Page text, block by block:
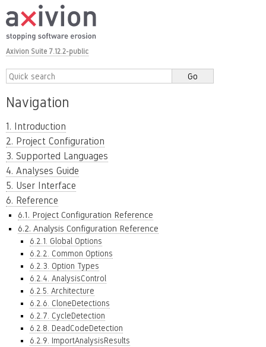
Axivion Suite 7.12.2-public
Navigation
1. Introduction
2. Project Configuration
3. Supported Languages
4. Analyses Guide
5. User Interface
6. Reference
6.1. Project Configuration Reference
6.2. Analysis Configuration Reference
6.2.1. Global Options
6.2.2. Common Options
6.2.3. Option Types
6.2.4. AnalysisControl
6.2.5. Architecture
6.2.6. CloneDetections
6.2.7. CycleDetection
6.2.8. DeadCodeDetection
6.2.9. ImportAnalysisResults